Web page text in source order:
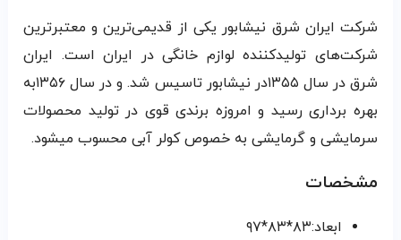
شرکت ایران شرق نیشابور یکی از قدیمی‌ترین و معتبرترین
شرکت‌های تولیدکننده لوازم خانگی در ایران است. ایران
شرق در سال ۱۳۵۵در نیشابور تاسیس شد. و در سال ۱۳۵۶به
بهره برداری رسید و امروزه برندی قوی در تولید محصولات
سرمایشی و گرمایشی به خصوص کولر آبی محسوب میشود.
مشخصات
ابعاد:۸۳*۸۳*۹۷